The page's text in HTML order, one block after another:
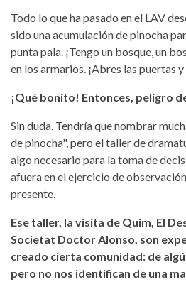
Todo lo que ha pasado en el LAV
sido una acumulación de pinocha
punta pala. ¡Tengo un bosque, un
en los armarios. ¡Abres las puertas
¡Qué bonito! Entonces, peligro
Sin duda. Tendría que nombrar
de pinocha", pero el taller de
algo necesario para la toma de
afuera en el ejercicio de
presente.
Ese taller, la visita de Quim, El
Societat Doctor Alonso, son
creado cierta comunidad: de
pero no nos identifican de una